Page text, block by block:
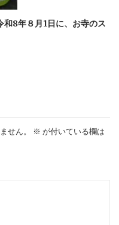
和8年８月1日に、お寺のス
せん。 ※ が付いている欄は